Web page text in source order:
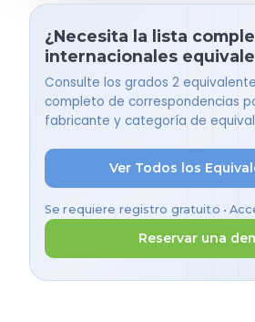
¿Necesita la lista
internacionales
Consulte los grados 2
completo de correspondencias
fabricante y categoría de
Ver Todos los
Se requiere registro gratuito •
Reservar una